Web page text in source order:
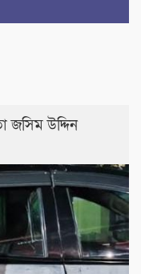
জসিম উদ্দিন